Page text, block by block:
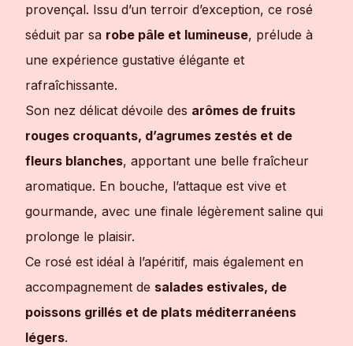
provençal. Issu d’un terroir d’exception, ce rosé
séduit par sa robe pâle et lumineuse, prélude à
une expérience gustative élégante et
rafraîchissante.
Son nez délicat dévoile des arômes de fruits
rouges croquants, d’agrumes zestés et de
fleurs blanches, apportant une belle fraîcheur
aromatique. En bouche, l’attaque est vive et
gourmande, avec une finale légèrement saline qui
prolonge le plaisir.
Ce rosé est idéal à l’apéritif, mais également en
accompagnement de salades estivales, de
poissons grillés et de plats méditerranéens
légers.